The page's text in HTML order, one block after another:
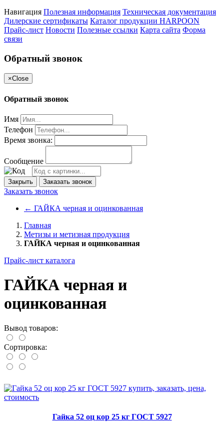
Навигация Полезная информация Техническая документация
Дилерские сертификаты Каталог продукции HARPOON
Прайс-лист Новости Полезные ссылки Карта сайта Форма
связи
Обратный звонок
×Close
Обратный звонок
Имя
Телефон
Время звонка:
Сообщение
Закрыть Заказать звонок
Заказать звонок
← ГАЙКА черная и оцинкованная
Главная
Метизы и метизная продукция
ГАЙКА черная и оцинкованная
Прайс-лист каталога
ГАЙКА черная и
оцинкованная
Вывод товаров:
Сортировка:
Гайка 52 оц кор 25 кг ГОСТ 5927